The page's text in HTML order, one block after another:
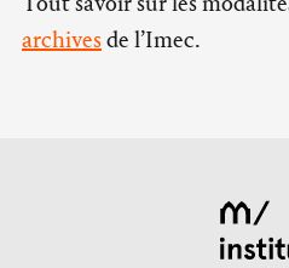
archivesde l’Imec.